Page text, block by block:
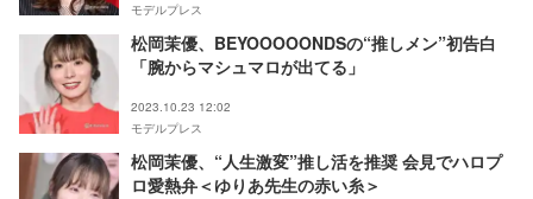
モデルプレス
松岡茉優、BEYOOOOONDSの“推しメン”初告白
「腕からマシュマロが出てる」
2023.10.23 12:02
モデルプレス
松岡茉優、“人生激変”推し活を推奨 会見でハロプ
ロ愛熱弁＜ゆりあ先生の赤い糸＞